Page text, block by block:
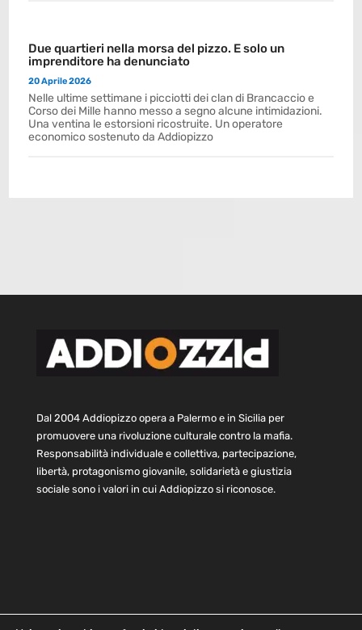
Due quartieri nella morsa del pizzo. E solo un
imprenditore ha denunciato
20 Aprile 2026
Nelle ultime settimane i picciotti dei clan di Brancaccio e
Corso dei Mille hanno messo a segno alcune intimidazioni.
Una ventina le estorsioni ricostruite. Un operatore
economico sostenuto da Addiopizzo
Dal 2004 Addiopizzo opera a Palermo e in Sicilia per
promuovere una rivoluzione culturale contro la mafia.
Responsabilità individuale e collettiva, partecipazione,
libertà, protagonismo giovanile, solidarietà e giustizia
sociale sono i valori in cui Addiopizzo si riconosce.